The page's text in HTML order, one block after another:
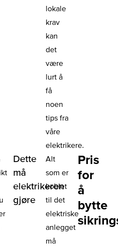
lokale
krav
kan
det
være
lurt å
få
noen
tips fra
våre
elektrikere.
Dette
må
elektrikeren
gjøre
Alt
som er
koblet
til det
elektriske
anlegget
må
Pris
for
å
bytte